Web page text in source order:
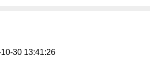
30 13:41:26